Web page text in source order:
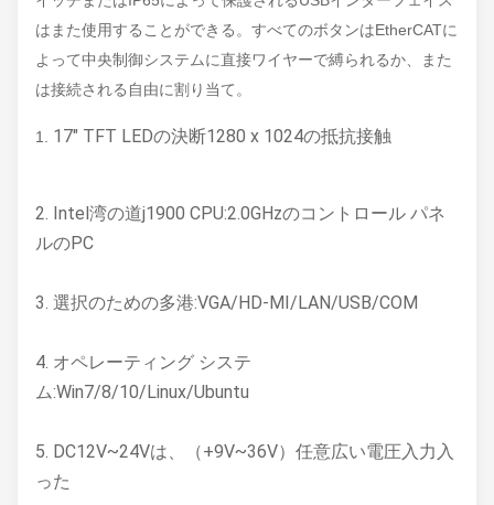
はまた使用することができる。すべてのボタンはEtherCATに
よって中央制御システムに直接ワイヤーで縛られるか、また
は接続される自由に割り当て。
1. 17" TFT LEDの決断1280 x 1024の抵抗接触
2. Intel湾の道j1900 CPU:2.0GHzのコントロール パネ
ルのPC
3. 選択のための多港:VGA/HD-MI/LAN/USB/COM
4. オペレーティング システ
ム:Win7/8/10/Linux/Ubuntu
5. DC12V~24Vは、（+9V~36V）任意広い電圧入力入
った